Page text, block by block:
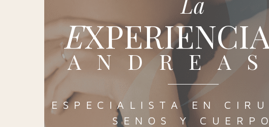
ESPECIALISTA EN
SENOS Y CUERPO